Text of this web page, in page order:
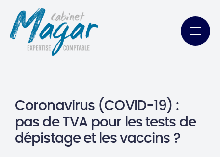
Coronavirus (COVID-19) :
pas de TVA pour les tests de
dépistage et les vaccins ?